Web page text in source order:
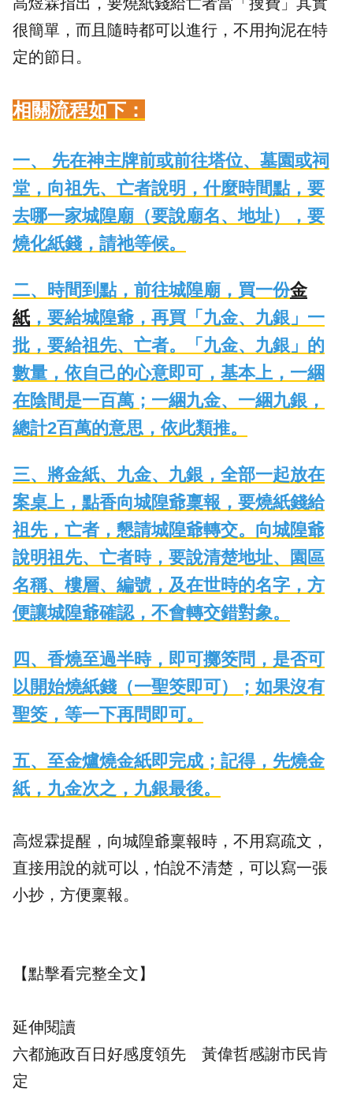
很簡單，而且隨時都可以進行，不用拘泥在特
定的節日。
相關流程如下：
一、 先在神主牌前或前往塔位、墓園或祠
堂，向祖先、亡者說明，什麼時間點，要
去哪一家城隍廟（要說廟名、地址），要
燒化紙錢，請祂等候。
二、時間到點，前往城隍廟，買一份金
紙 ，要給城隍爺，再買「九金、九銀」一
批，要給祖先、亡者。「九金、九銀」的
數量，依自己的心意即可，基本上，一綑
在陰間是一百萬；一綑九金、一綑九銀，
總計2百萬的意思，依此類推。
三、將金紙、九金、九銀，全部一起放在
案桌上，點香向城隍爺稟報，要燒紙錢給
祖先，亡者，懇請城隍爺轉交。向城隍爺
說明祖先、亡者時，要說清楚地址、園區
名稱、樓層、編號，及在世時的名字，方
便讓城隍爺確認，不會轉交錯對象。
四、香燒至過半時，即可擲筊問，是否可
以開始燒紙錢（一聖筊即可）；如果沒有
聖筊，等一下再問即可。
五、至金爐燒金紙即完成；記得，先燒金
紙，九金次之，九銀最後。
高煜霖提醒，向城隍爺稟報時，不用寫疏文，
直接用說的就可以，怕說不清楚，可以寫一張
小抄，方便稟報。
【點擊看完整全文】
延伸閱讀
六都施政百日好感度領先 黃偉哲感謝市民肯
定